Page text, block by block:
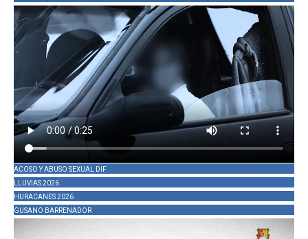
ACOSO Y ABUSO SEXUAL DIF
LLUVIAS 2026
HURACANES 2026
GUSANO BARRENADOR